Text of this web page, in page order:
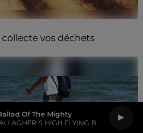
Of The Mighty
S HIGH FLYING B
collecte vos déchets